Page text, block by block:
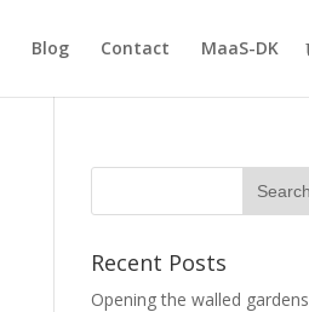
Blog Contact MaaS-DK
Recent Posts
Opening the walled gardens